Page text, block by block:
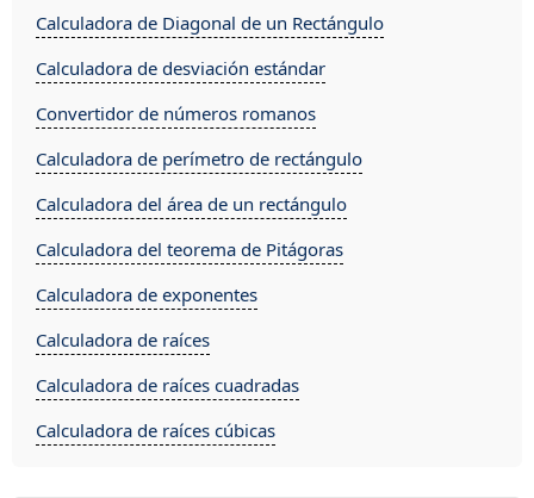
Calculadora de Diagonal de un Rectángulo
Calculadora de desviación estándar
Convertidor de números romanos
Calculadora de perímetro de rectángulo
Calculadora del área de un rectángulo
Calculadora del teorema de Pitágoras
Calculadora de exponentes
Calculadora de raíces
Calculadora de raíces cuadradas
Calculadora de raíces cúbicas